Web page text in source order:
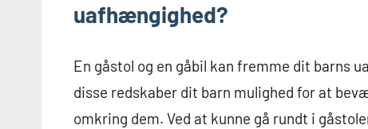
uafhængighed?
En gåstol og en gåbil kan fremme dit barns
disse redskaber dit barn mulighed for at
omkring dem. Ved at kunne gå rundt i